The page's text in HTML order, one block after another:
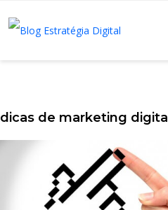
dicas de marketing digital